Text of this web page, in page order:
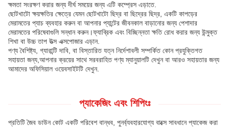
ক্ষমতা সংরক্ষণ করার জন্য দীর্ঘ সময়ের জন্য এটি কম্প্রেস এড়াতে.
ছোটখাটো ক্ষয়ক্ষতির ক্ষেত্রে যেমন ছোটখাটো ছিদ্র বা ছিদ্রের ছিদ্র, একটি কাপড়ের
মেরামতের প্যাচ ব্যবহার করুন বা আপনার প্যান্টের জীবনকাল বাড়ানোর জন্য পেশাদার
মেরামতের পরিষেবাগুলি সন্ধান করুন।ফ্যাব্রিক এবং বিচ্ছিন্নতা ক্ষতি রোধ করার জন্য উন্মুক্ত
শিখা বা উচ্চ তাপ উত্স এক্সপোজার এড়ান.
পণ্য বৈশিষ্ট্য, গ্যারান্টি দাবি, বা বিস্তারিত যত্ন নির্দেশাবলী সম্পর্কিত কোন প্রযুক্তিগত
সহায়তা জন্য,আপনার ক্রয়ের সাথে সরবরাহিত পণ্য ম্যানুয়ালটি দেখুন বা আরও সহায়তার জন্য
আমাদের অফিসিয়াল ওয়েবসাইটটি দেখুন.
প্যাকেজিং এবং শিপিংঃ
প্রতিটি জৈব ডাউন কোট একটি পরিবেশ বান্ধব, পুনর্ব্যবহারযোগ্য বাক্সে সাবধানে প্যাকেজ করা